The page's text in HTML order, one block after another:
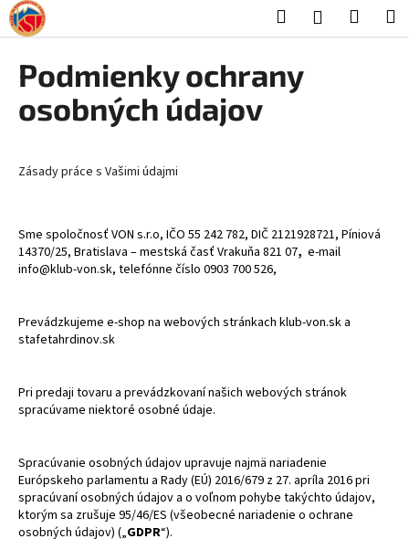
Prejsť
na
obsah
HľadaťPrihlásenie
Podmienky ochrany
osobných údajov
Zásady práce s Vašimi údajmi
Sme spoločnosťVON s.r.o, IČO 55 242 782, DIČ 2121928721, Píniová
14370/25, Bratislava – mestská časť Vrakuňa 821 07, e-mail
info@klub-von.sk, telefónne číslo 0903 700 526,
Prevádzkujeme e-shop na webových stránkach klub-von.sk a
stafetahrdinov.sk
Pri predaji tovaru a prevádzkovaní našich webových stránok
spracúvame niektoré osobné údaje.
Spracúvanie osobných údajov upravuje najmä nariadenie
Európskeho parlamentu a Rady (EÚ) 2016/679 z 27. apríla 2016 pri
spracúvaní osobných údajov a o voľnom pohybe takýchto údajov,
ktorým sa zrušuje 95/46/ES (všeobecné nariadenie o ochrane
osobných údajov) („GDPR“).
K
o
Č
o
o
e
b
j
e
e
n
j
s
ť
?